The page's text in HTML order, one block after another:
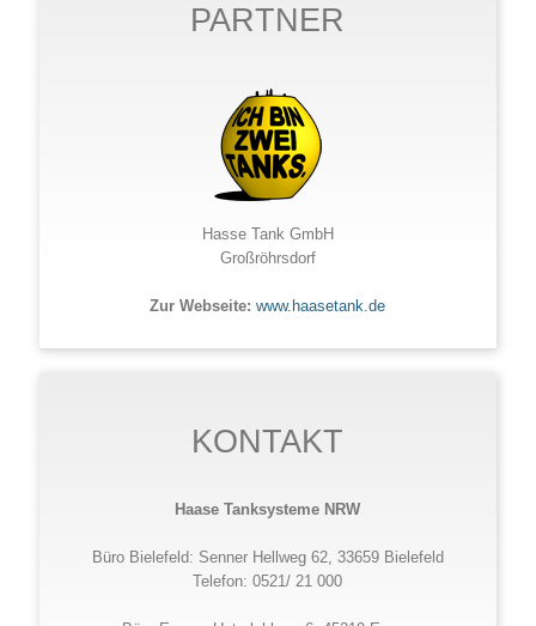
PARTNER
Hasse Tank GmbH
Großröhrsdorf
Zur Webseite: www.haasetank.de
KONTAKT
Haase Tanksysteme NRW
Büro Bielefeld: Senner Hellweg 62, 33659 Bielefeld
Telefon: 0521/ 21 000